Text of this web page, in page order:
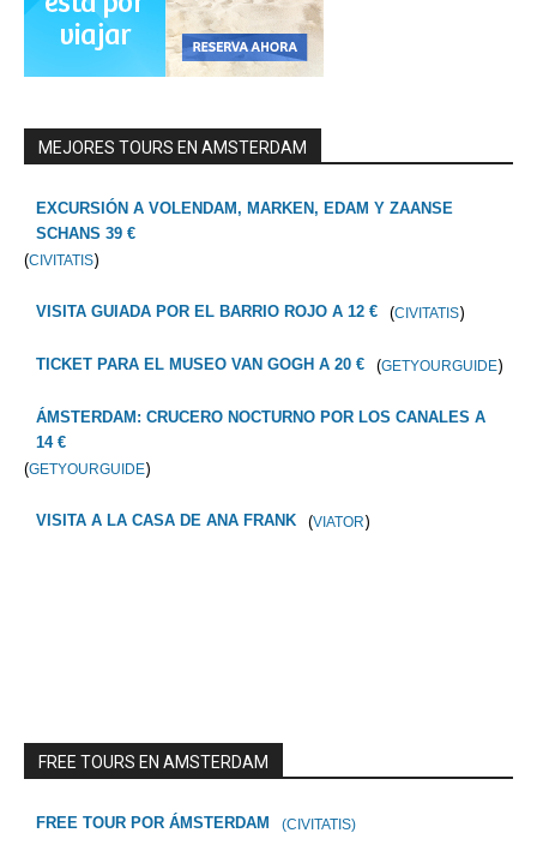
MEJORES TOURS EN AMSTERDAM
EXCURSIÓN A VOLENDAM, MARKEN, EDAM Y ZAANSE
SCHANS 39 €
(CIVITATIS)
VISITA GUIADA POR EL BARRIO ROJO A 12 € (CIVITATIS)
TICKET PARA EL MUSEO VAN GOGH A 20 € (GETYOURGUIDE)
ÁMSTERDAM: CRUCERO NOCTURNO POR LOS CANALES A
14 €
(GETYOURGUIDE)
VISITA A LA CASA DE ANA FRANK (VIATOR)
FREE TOURS EN AMSTERDAM
FREE TOUR POR ÁMSTERDAM (CIVITATIS)